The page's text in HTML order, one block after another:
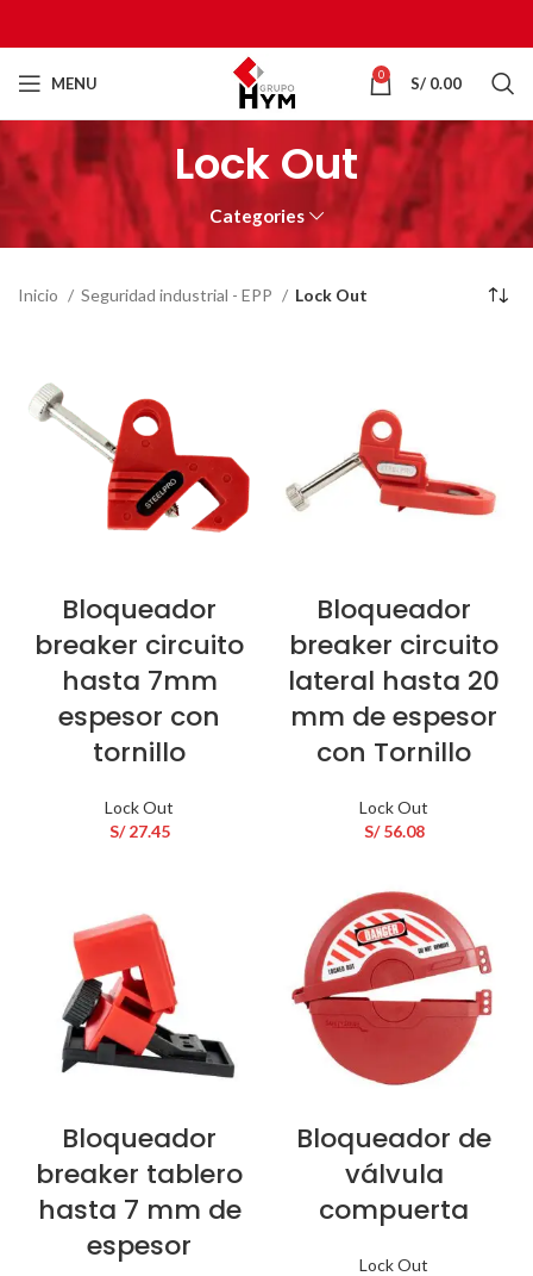
MENU 0 S/ 0.00
Lock Out
Categories
Inicio Seguridad industrial - EPP Lock Out
Bloqueador
breaker circuito
hasta 7mm
espesor con
tornillo
Lock Out
S/27.45
Bloqueador
breaker circuito
lateral hasta 20
mm de espesor
con Tornillo
Lock Out
S/56.08
Bloqueador
breaker tablero
hasta 7 mm de
espesor
Bloqueador de
válvula
compuerta
Lock Out